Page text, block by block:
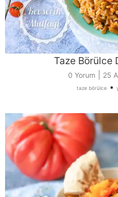
Taze Börülce
0 Yorum 25
taze börülce•